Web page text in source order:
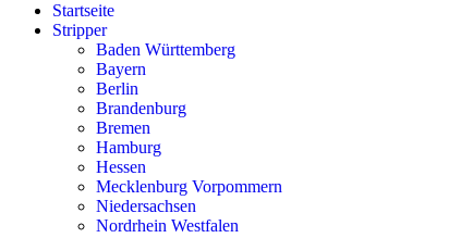
Startseite
Stripper
Baden Württemberg
Bayern
Berlin
Brandenburg
Bremen
Hamburg
Hessen
Mecklenburg Vorpommern
Niedersachsen
Nordrhein Westfalen